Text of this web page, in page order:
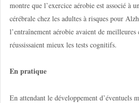
montre que l’exercice aérobie est associé à
cérébrale chez les adultes à risques pour
l’entraînement aérobie avaient de
réussissaient mieux les tests cognitifs.
En pratique
En attendant le développement d’éventuels